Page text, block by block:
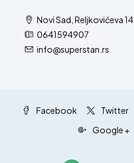
Novi Sad, Reljkovićeva 14
0641594907
info@superstan.rs
Facebook Twitter
Google +